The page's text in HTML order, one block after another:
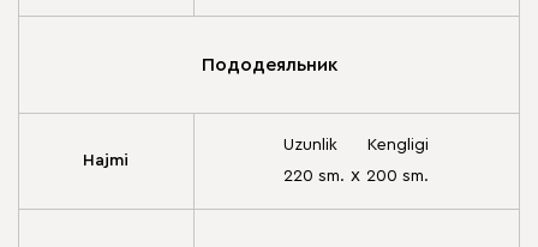
Пододеяльник
Hajmi
Uzunlik
220 sm. х
Kengligi
200 sm.